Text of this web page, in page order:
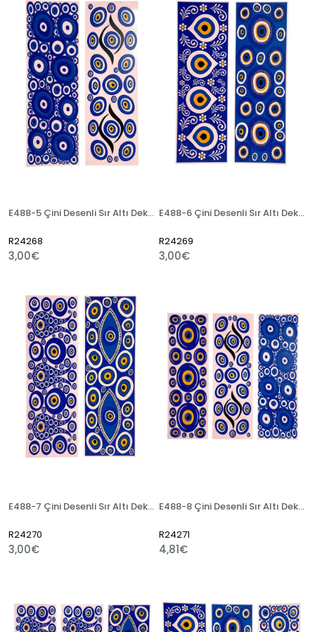
E488-5 Çini Desenli Sır Altı Dekal 7x21 cm
R24268
3,00€
E488-6 Çini Desenli Sır Altı Dekal 7x21 cm
R24269
3,00€
E488-7 Çini Desenli Sır Altı Dekal 7x21 cm
R24270
3,00€
E488-8 Çini Desenli Sır Altı Dekal 7x21 cm
R24271
4,81€